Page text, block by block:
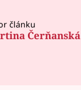
článku
Čerňanská